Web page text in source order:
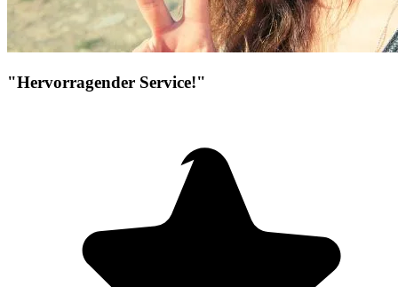
"Hervorragender Service!"